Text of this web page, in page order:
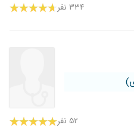
۳۳۴ نفر
۵۲ نفر